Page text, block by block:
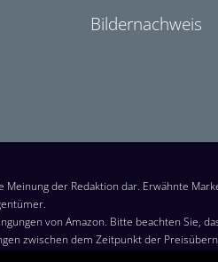
Bildernachweis
der Redaktion dar. Erwähnte
von Amazon. Bitte beachten Sie,
zwischen dem Zeitpunkt der